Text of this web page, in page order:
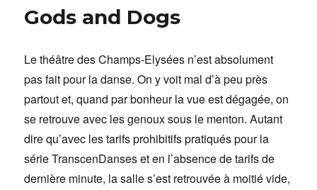
Gods and Dogs
Le théâtre des Champs-Elysées n’est absolument
pas fait pour la danse. On y voit mal d’à peu près
partout et, quand par bonheur la vue est dégagée, on
se retrouve avec les genoux sous le menton. Autant
dire qu’avec les tarifs prohibitifs pratiqués pour la
série TranscenDanses et en l’absence de tarifs de
dernière minute, la salle s’est retrouvée à moitié vide,